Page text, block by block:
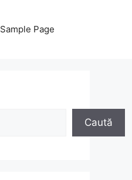
Sample Page
Caută